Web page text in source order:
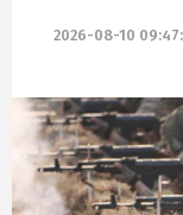
2026-08-10